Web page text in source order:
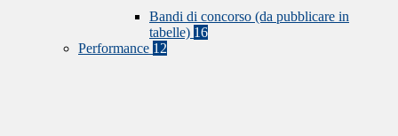
Bandi di concorso (da pubblicare in
tabelle) 16
Performance 12